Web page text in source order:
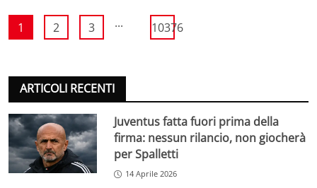
1 2 3 ... 10376
ARTICOLI RECENTI
Juventus fatta fuori prima della
firma: nessun rilancio, non giocherà
per Spalletti
14 Aprile 2026